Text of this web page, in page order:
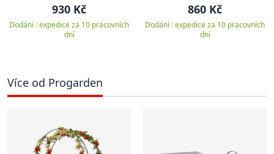
930 Kč
Dodání : expedice za 10 pracovních
dní
860 Kč
Dodání : expedice za 10 pracovních
dní
Více od Progarden